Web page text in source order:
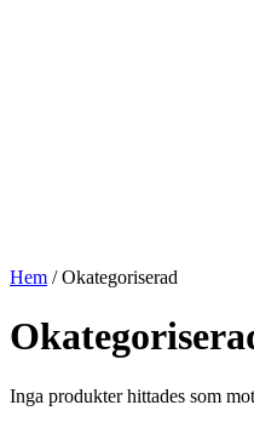
Hem / Okategoriserad
Inga produkter hittades som